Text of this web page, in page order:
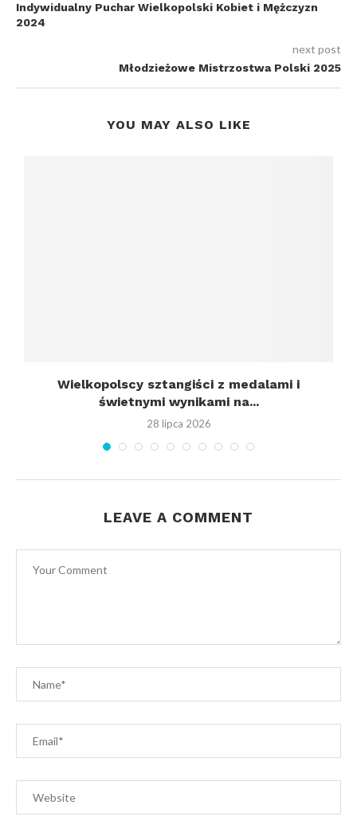
Indywidualny Puchar Wielkopolski Kobiet i Mężczyzn
2024
next post
Młodzieżowe Mistrzostwa Polski 2025
YOU MAY ALSO LIKE
Wielkopolscy sztangiści z medalami i
świetnymi wynikami na...
28 lipca 2026
LEAVE A COMMENT